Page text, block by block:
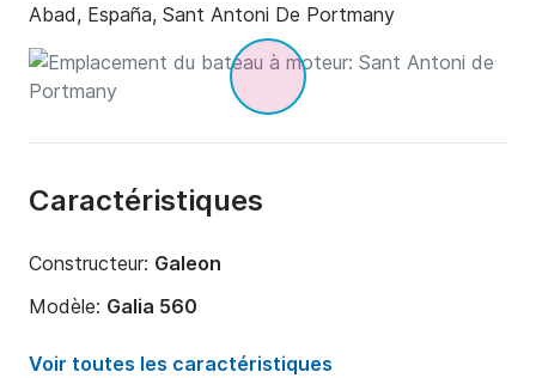
Abad, España, Sant Antoni De Portmany
Caractéristiques
Constructeur: Galeon
Modèle: Galia 560
Puissance moteur:
90cv
Voir toutes les caractéristiques